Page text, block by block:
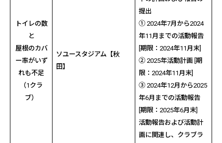
トイレの数
と
屋根のカバ
ー率がいず
れも不足
（1 クラ
ブ）
ソユースタジアム【秋
田】
提出
① 2024年7月から2024
年11月までの活動報告
[期限：2024年11月末
② 2025年活動計画 [期
限：2024年11月末
③ 2024年12月から2025
年6月までの活動報告
[期限：2025年6月末
活動報告および活動計
画に関連し、クラブラ